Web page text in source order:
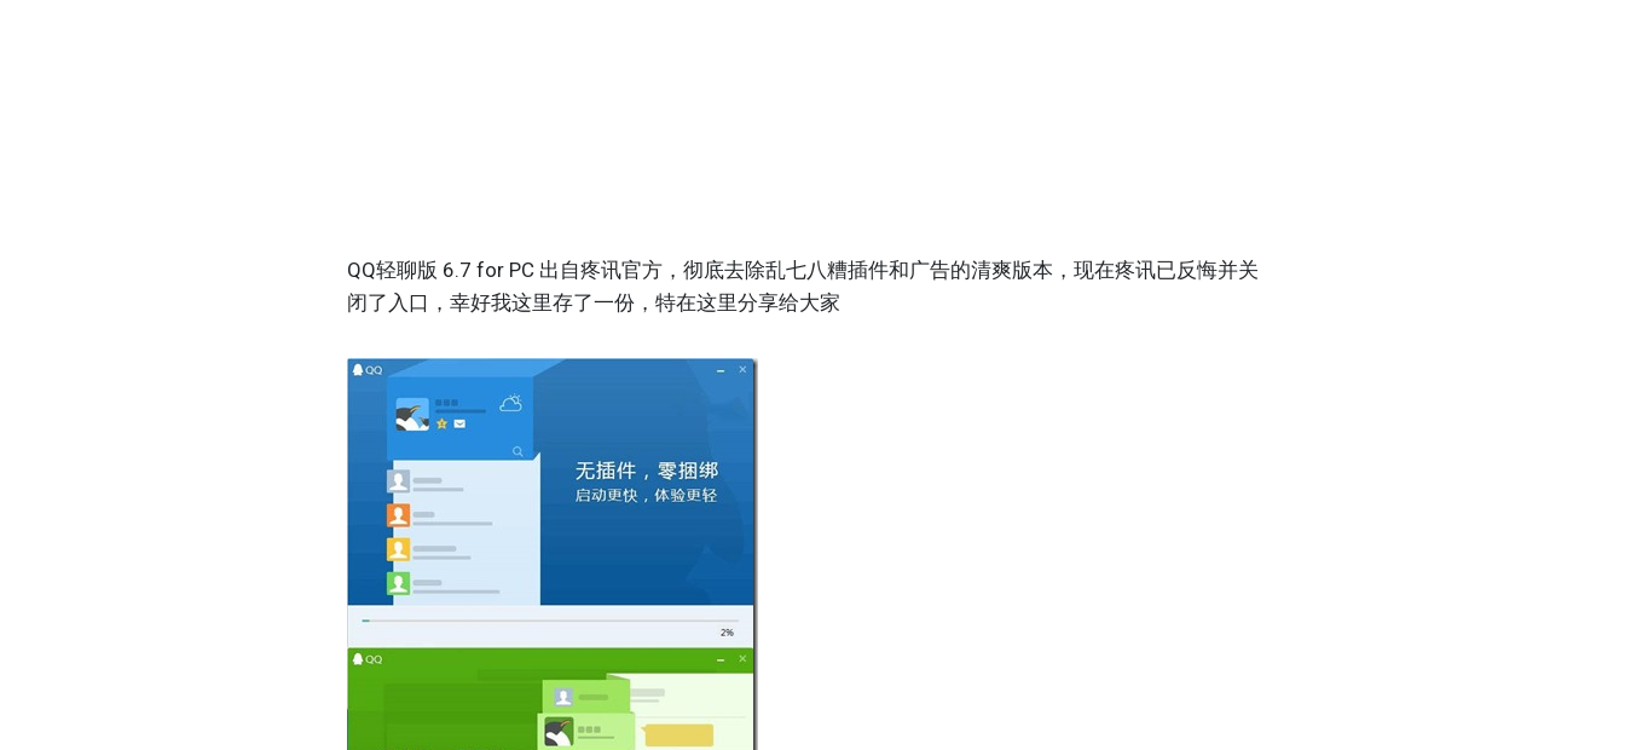
QQ轻聊版 6.7 for PC 出自疼讯官方，彻底去除乱七八糟插件和广告的清爽版本，现在疼讯已反悔并关
闭了入口，幸好我这里存了一份，特在这里分享给大家